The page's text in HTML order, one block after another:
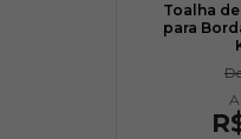
Toalha
para